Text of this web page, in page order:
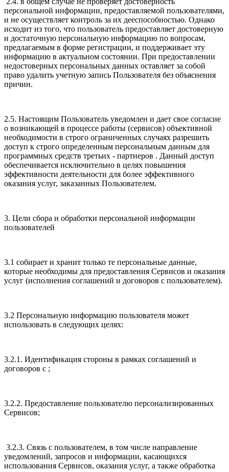
персональной информации, предоставляемой пользователями,
и не осуществляет контроль за их дееспособностью. Однако
исходит из того, что пользователь предоставляет достоверную
и достаточную персональную информацию по вопросам,
предлагаемым в форме регистрации, и поддерживает эту
информацию в актуальном состоянии. При предоставлении
недостоверных персональных данных оставляет за собой
право удалить учетную запись Пользователя без объяснения
причин.
2.5. Настоящим Пользователь уведомлен и дает свое согласие
о возникающей в процессе работы (сервисов) объективной
необходимости в строго ограниченных случаях разрешить
доступ к строго определенным персональным данным для
программных средств третьих - партнеров . Данный доступ
обеспечивается исключительно в целях повышения
эффективности деятельности для более эффективного
оказания услуг, заказанных Пользователем.
3. Цели сбора и обработки персональной информации
пользователей
3.1 собирает и хранит только те персональные данные,
которые необходимы для предоставления Сервисов и оказания
услуг (исполнения соглашений и договоров с пользователем).
3.2 Персональную информацию пользователя может
использовать в следующих целях:
3.2.1. Идентификация стороны в рамках соглашений и
договоров с ;
3.2.2. Предоставление пользователю персонализированных
Сервисов;
3.2.3. Связь с пользователем, в том числе направление
уведомлений, запросов и информации, касающихся
использования Сервисов, оказания услуг, а также обработка